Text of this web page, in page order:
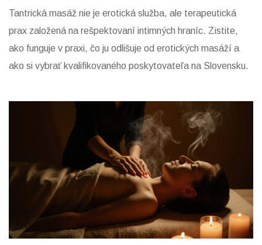
Tantrická masáž nie je erotická služba, ale terapeutická
prax založená na rešpektovaní intimných hraníc. Zistite,
ako funguje v praxi, čo ju odlišuje od erotických masáží a
ako si vybrať kvalifikovaného poskytovateľa na Slovensku.